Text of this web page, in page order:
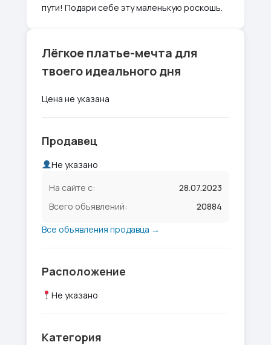
пути! Подари себе эту маленькую роскошь.
Лёгкое платье-мечта для
твоего идеального дня
Цена не указана
Продавец
Не указано
На сайте с:
28.07.2023
Всего объявлений:
20884
Все объявления продавца →
Расположение
Не указано
Категория